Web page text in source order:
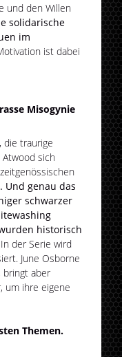
und den Willen
solidarische
im
ist dabei
Misogynie
die traurige
Atwood sich
. Und genau das
schwarzer
historisch
In der Serie wird
June Osborne
bringt aber
um ihre eigene
Themen.